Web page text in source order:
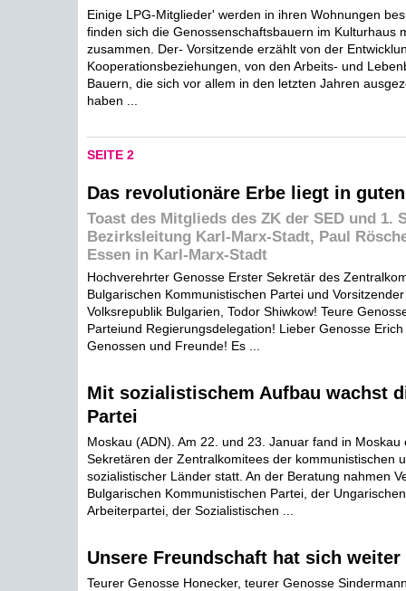
Einige LPG-Mitglieder' werden in ihren Wohnungen
finden sich die Genossenschaftsbauern im Kulturhaus
zusammen. Der- Vorsitzende erzählt von der
Kooperationsbeziehungen, von den Arbeits- und
Bauern, die sich vor allem in den letzten Jahren
haben ...
SEITE 2
Das revolutionäre Erbe liegt in
Toast des Mitglieds des ZK der SED und 1.
Bezirksleitung Karl-Marx-Stadt, Paul
Essen in Karl-Marx-Stadt
Hochverehrter Genosse Erster Sekretär des
Bulgarischen Kommunistischen Partei und
Volksrepublik Bulgarien, Todor Shiwkow! Teure
Parteiund Regierungsdelegation! Lieber Genosse
Genossen und Freunde! Es ...
Mit sozialistischem Aufbau wachst
Partei
Moskau (ADN). Am 22. und 23. Januar fand in Moskau
Sekretären der Zentralkomitees der kommunistischen
sozialistischer Länder statt. An der Beratung nahmen
Bulgarischen Kommunistischen Partei, der
Arbeiterpartei, der Sozialistischen ...
Unsere Freundschaft hat sich
Teurer Genosse Honecker, teurer Genosse